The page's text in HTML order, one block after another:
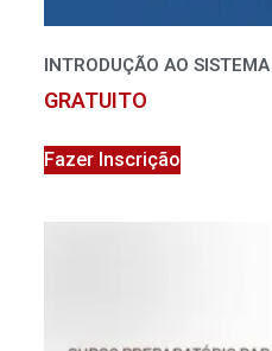
INTRODUÇÃO AO
GRATUITO
Fazer Inscrição